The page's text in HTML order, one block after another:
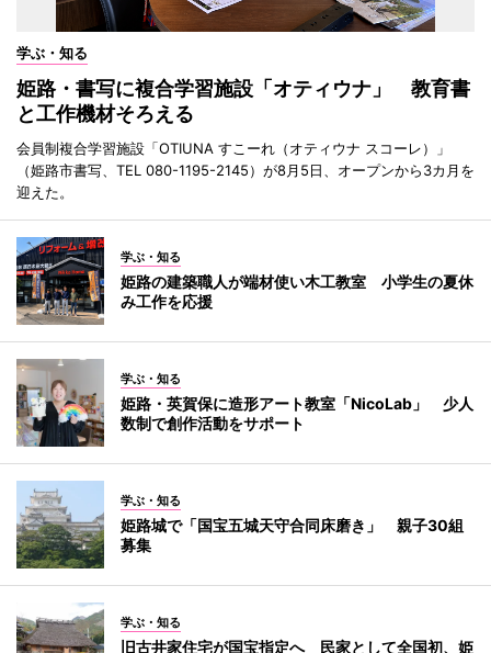
学ぶ・知る
姫路・書写に複合学習施設「オティウナ」 教育書
と工作機材そろえる
会員制複合学習施設「OTIUNA すこーれ（オティウナ スコーレ）」
（姫路市書写、TEL 080-1195-2145）が8月5日、オープンから3カ月を
迎えた。
学ぶ・知る
姫路の建築職人が端材使い木工教室 小学生の夏休
み工作を応援
学ぶ・知る
姫路・英賀保に造形アート教室「NicoLab」 少人
数制で創作活動をサポート
学ぶ・知る
姫路城で「国宝五城天守合同床磨き」 親子30組
募集
学ぶ・知る
旧古井家住宅が国宝指定へ 民家として全国初、姫